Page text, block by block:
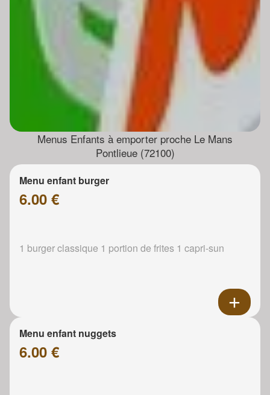
Menus Enfants à emporter proche Le Mans
Pontlieue (72100)
Menu enfant burger
6.00 €
1 burger classique 1 portion de frites 1 capri-sun
Menu enfant nuggets
6.00 €